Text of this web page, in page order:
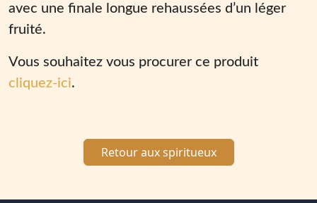
avec une finale longue rehaussées d’un léger
fruité.
Vous souhaitez vous procurer ce produit
cliquez-ici.
Retour aux spiritueux